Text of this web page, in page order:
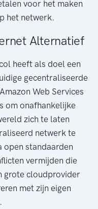
voor het maken
het netwerk.
Alternatief
heeft als doel een
gecentraliseerde
Web Services
om onafhankelijke
zich te laten
netwerk te
open standaarden
vermijden die
grote cloudprovider
met zijn eigen